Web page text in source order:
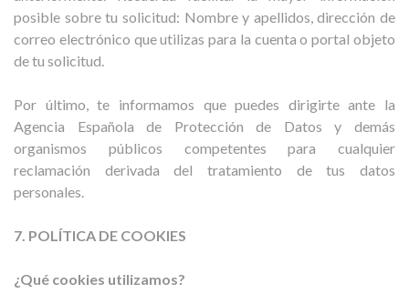
posible sobre tu solicitud: Nombre y apellidos, dirección de
correo electrónico que utilizas para la cuenta o portal objeto
de tu solicitud.
Por último, te informamos que puedes dirigirte ante la
Agencia Española de Protección de Datos y demás
organismos públicos competentes para cualquier
reclamación derivada del tratamiento de tus datos
personales.
7. POLÍTICA DE COOKIES
¿Qué cookies utilizamos?